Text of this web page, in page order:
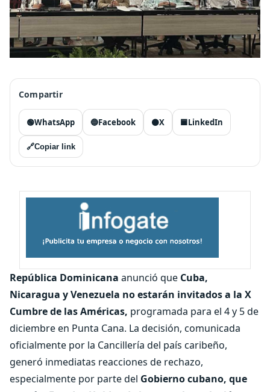
Compartir
🟢WhatsApp 🔵Facebook ⚫X 🟦LinkedIn
🔗Copiar link
República Dominicana anunció que Cuba,
Nicaragua y Venezuela no estarán invitados a la X
Cumbre de las Américas, programada para el 4 y 5 de
diciembre en Punta Cana. La decisión, comunicada
oficialmente por la Cancillería del país caribeño,
generó inmediatas reacciones de rechazo,
especialmente por parte del Gobierno cubano, que